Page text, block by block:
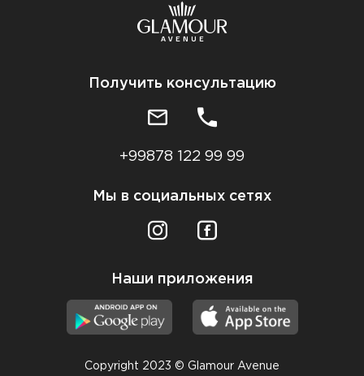
Получить консультацию
+99878 122 99 99
Мы в социальных сетях
Наши приложения
Copyright 2023 © Glamour Avenue